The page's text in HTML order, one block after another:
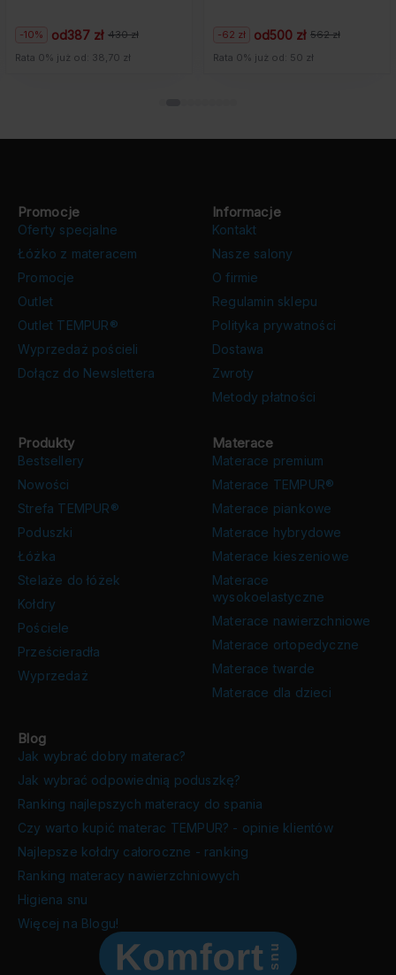
od 430 zł
Pierwotna
cena
387 zł
Aktualna
cena
-10%
Rata 0% już od: 38,70 zł
od 562 zł
Pierwotna
cena
500 zł
Aktualna
cena
-62 zł
Rata 0% już od: 50 zł
Promocje
Oferty specjalne
Łóżko z materacem
Promocje
Outlet
Outlet TEMPUR®
Wyprzedaż pościeli
Dołącz do Newslettera
Informacje
Kontakt
Nasze salony
O firmie
Regulamin sklepu
Polityka prywatności
Dostawa
Zwroty
Metody płatności
Produkty
Bestsellery
Nowości
Strefa TEMPUR®
Poduszki
Łóżka
Stelaże do łóżek
Kołdry
Pościele
Prześcieradła
Wyprzedaż
Materace
Materace premium
Materace TEMPUR®
Materace piankowe
Materace hybrydowe
Materace kieszeniowe
Materace
wysokoelastyczne
Materace nawierzchniowe
Materace ortopedyczne
Materace twarde
Materace dla dzieci
Blog
Jak wybrać dobry materac?
Jak wybrać odpowiednią poduszkę?
Ranking najlepszych materacy do spania
Czy warto kupić materac TEMPUR? - opinie klientów
Najlepsze kołdry całoroczne - ranking
Ranking materacy nawierzchniowych
Higiena snu
Więcej na Blogu!